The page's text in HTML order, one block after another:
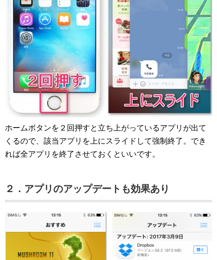
ホームボタンを２回押すと立ち上がっているアプリが出て
くるので、該当アプリを上にスライドして強制終了。でき
れば全アプリを終了させておくといいです。
２．アプリのアップデートも効果あり